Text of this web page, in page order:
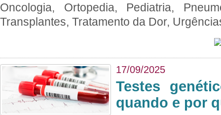
Oncologia, Ortopedia, Pediatria,
Transplantes, Tratamento da Dor,
17/09/2025
Testes
quando e por